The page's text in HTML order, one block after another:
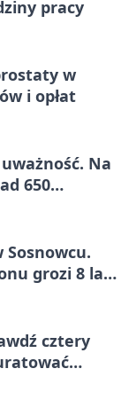
pracy
w
i opłat
Na
650
Sosnowcu.
grozi 8 lat
cztery